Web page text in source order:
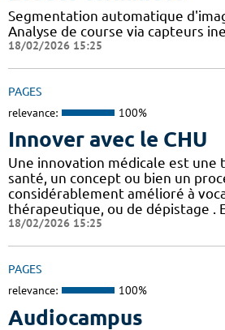
Segmentation automatique
Analyse de course via capteurs
18/02/2026 15:25
PAGES
relevance: 100%
Innover avec le CHU
Une innovation médicale est une
santé, un concept ou bien un
considérablement amélioré à
thérapeutique, ou de dépistage .
18/02/2026 15:25
PAGES
relevance: 100%
Audiocampus